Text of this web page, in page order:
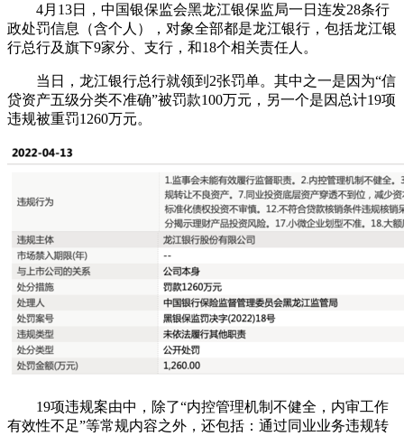
4月13日，中国银保监会黑龙江银保监局一日连发28条行
政处罚信息（含个人），对象全部都是龙江银行，包括龙江银
行总行及旗下9家分、支行，和18个相关责任人。
当日，龙江银行总行就领到2张罚单。其中之一是因为“信
贷资产五级分类不准确”被罚款100万元，另一个是因总计19项
违规被重罚1260万元。
19项违规案由中，除了“内控管理机制不健全，内审工作
有效性不足”等常规内容之外，还包括：通过同业业务违规转